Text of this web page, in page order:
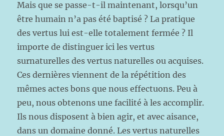
Mais que se passe-t-il maintenant, lorsqu’un
être humain n’a pas été baptisé ? La pratique
des vertus lui est-elle totalement fermée ? Il
importe de distinguer ici les vertus
surnaturelles des vertus naturelles ou acquises.
Ces dernières viennent de la répétition des
mêmes actes bons que nous effectuons. Peu à
peu, nous obtenons une facilité à les accomplir.
Ils nous disposent à bien agir, et avec aisance,
dans un domaine donné. Les vertus naturelles